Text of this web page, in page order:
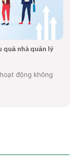
quả nhà quản lý
động không